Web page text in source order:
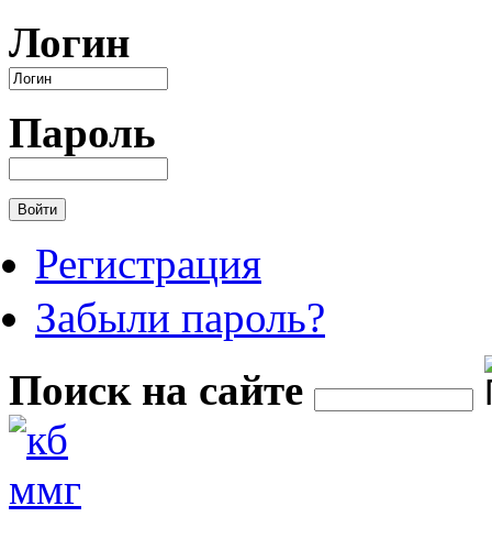
Перейти к основному содержанию
Логин
Пароль
Регистрация
Забыли пароль?
Форма поиска
Поиск на сайте